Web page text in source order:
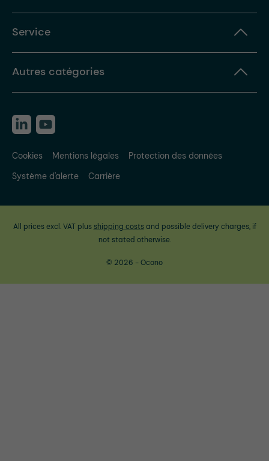
Service
Autres catégories
Cookies Mentions légales
Protection des données
Système d'alerte
Carrière
All prices excl. VAT plus shipping costsand possible delivery charges, if
not stated otherwise.
© 2026 - Ocono